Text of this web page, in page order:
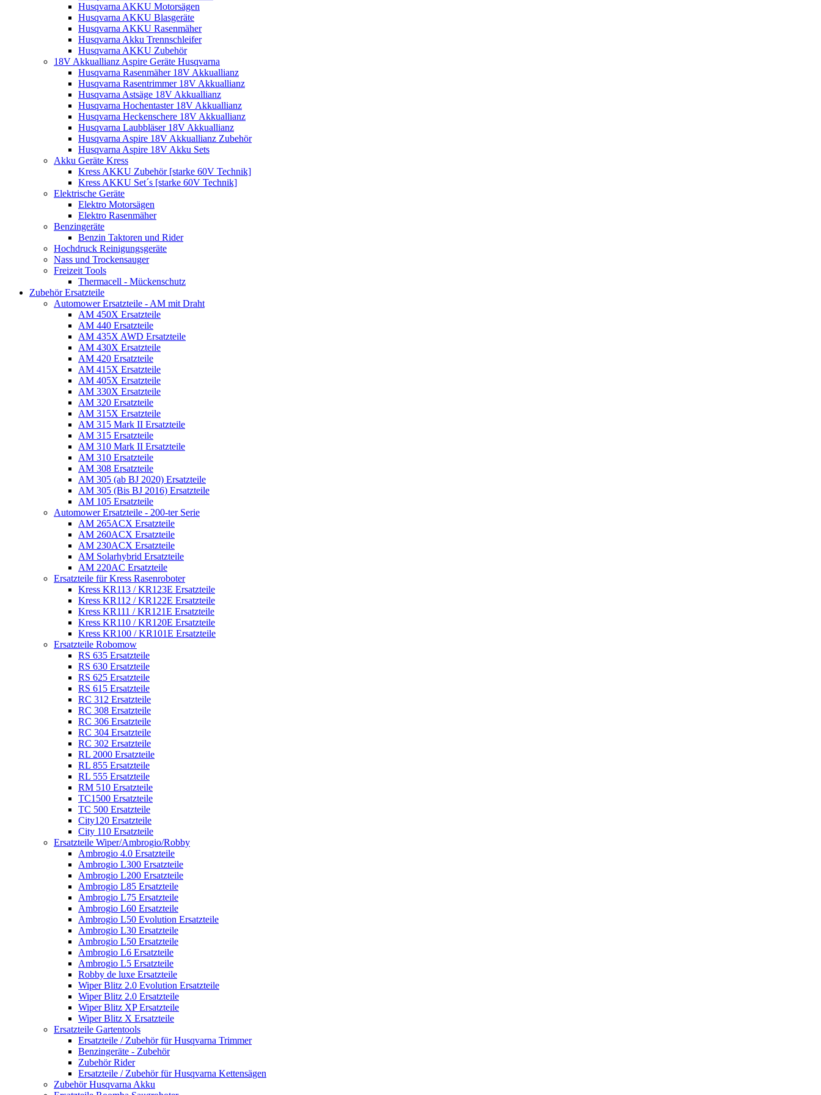
Husqvarna AKKU Motorsägen
Husqvarna AKKU Blasgeräte
Husqvarna AKKU Rasenmäher
Husqvarna Akku Trennschleifer
Husqvarna AKKU Zubehör
18V Akkuallianz Aspire Geräte Husqvarna
Husqvarna Rasenmäher 18V Akkuallianz
Husqvarna Rasentrimmer 18V Akkuallianz
Husqvarna Astsäge 18V Akkuallianz
Husqvarna Hochentaster 18V Akkuallianz
Husqvarna Heckenschere 18V Akkuallianz
Husqvarna Laubbläser 18V Akkuallianz
Husqvarna Aspire 18V Akkuallianz Zubehör
Husqvarna Aspire 18V Akku Sets
Akku Geräte Kress
Kress AKKU Zubehör [starke 60V Technik]
Kress AKKU Set´s [starke 60V Technik]
Elektrische Geräte
Elektro Motorsägen
Elektro Rasenmäher
Benzingeräte
Benzin Taktoren und Rider
Hochdruck Reinigungsgeräte
Nass und Trockensauger
Freizeit Tools
Thermacell - Mückenschutz
Zubehör Ersatzteile
Automower Ersatzteile - AM mit Draht
AM 450X Ersatzteile
AM 440 Ersatzteile
AM 435X AWD Ersatzteile
AM 430X Ersatzteile
AM 420 Ersatzteile
AM 415X Ersatzteile
AM 405X Ersatzteile
AM 330X Ersatzteile
AM 320 Ersatzteile
AM 315X Ersatzteile
AM 315 Mark II Ersatzteile
AM 315 Ersatzteile
AM 310 Mark II Ersatzteile
AM 310 Ersatzteile
AM 308 Ersatzteile
AM 305 (ab BJ 2020) Ersatzteile
AM 305 (Bis BJ 2016) Ersatzteile
AM 105 Ersatzteile
Automower Ersatzteile - 200-ter Serie
AM 265ACX Ersatzteile
AM 260ACX Ersatzteile
AM 230ACX Ersatzteile
AM Solarhybrid Ersatzteile
AM 220AC Ersatzteile
Ersatzteile für Kress Rasenroboter
Kress KR113 / KR123E Ersatzteile
Kress KR112 / KR122E Ersatzteile
Kress KR111 / KR121E Ersatzteile
Kress KR110 / KR120E Ersatzteile
Kress KR100 / KR101E Ersatzteile
Ersatzteile Robomow
RS 635 Ersatzteile
RS 630 Ersatzteile
RS 625 Ersatzteile
RS 615 Ersatzteile
RC 312 Ersatzteile
RC 308 Ersatzteile
RC 306 Ersatzteile
RC 304 Ersatzteile
RC 302 Ersatzteile
RL 2000 Ersatzteile
RL 855 Ersatzteile
RL 555 Ersatzteile
RM 510 Ersatzteile
TC1500 Ersatzteile
TC 500 Ersatzteile
City120 Ersatzteile
City 110 Ersatzteile
Ersatzteile Wiper/Ambrogio/Robby
Ambrogio 4.0 Ersatzteile
Ambrogio L300 Ersatzteile
Ambrogio L200 Ersatzteile
Ambrogio L85 Ersatzteile
Ambrogio L75 Ersatzteile
Ambrogio L60 Ersatzteile
Ambrogio L50 Evolution Ersatzteile
Ambrogio L30 Ersatzteile
Ambrogio L50 Ersatzteile
Ambrogio L6 Ersatzteile
Ambrogio L5 Ersatzteile
Robby de luxe Ersatzteile
Wiper Blitz 2.0 Evolution Ersatzteile
Wiper Blitz 2.0 Ersatzteile
Wiper Blitz XP Ersatzteile
Wiper Blitz X Ersatzteile
Ersatzteile Gartentools
Ersatzteile / Zubehör für Husqvarna Trimmer
Benzingeräte - Zubehör
Zubehör Rider
Ersatzteile / Zubehör für Husqvarna Kettensägen
Zubehör Husqvarna Akku